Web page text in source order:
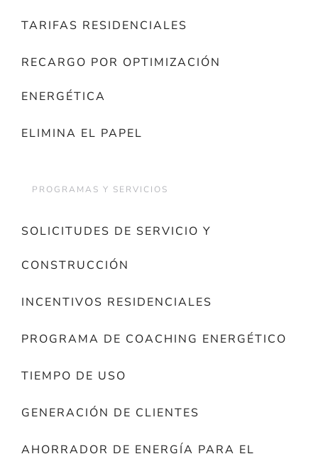
TARIFAS RESIDENCIALES
RECARGO POR OPTIMIZACIÓN
ENERGÉTICA
ELIMINA EL PAPEL
PROGRAMAS Y SERVICIOS
SOLICITUDES DE SERVICIO Y
CONSTRUCCIÓN
INCENTIVOS RESIDENCIALES
PROGRAMA DE COACHING ENERGÉTICO
TIEMPO DE USO
GENERACIÓN DE CLIENTES
AHORRADOR DE ENERGÍA PARA EL